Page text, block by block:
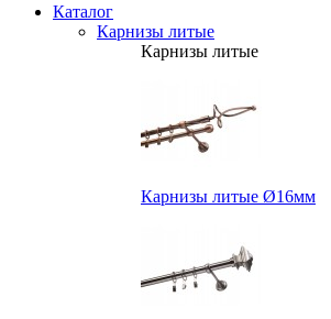
Каталог
Карнизы литые
Карнизы литые
Карнизы литые Ø16мм